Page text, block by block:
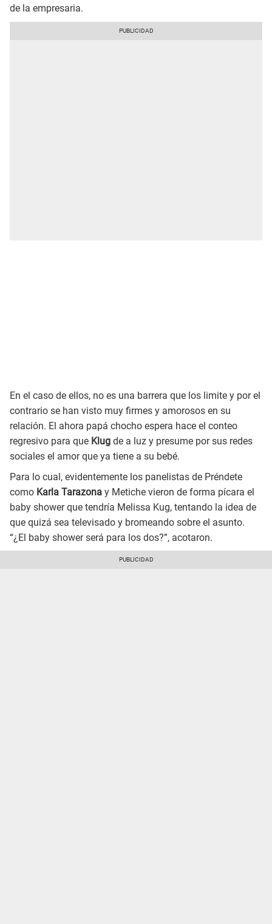
de la empresaria.
En el caso de ellos, no es una barrera que los limite y por el
contrario se han visto muy firmes y amorosos en su
relación. El ahora papá chocho espera hace el conteo
regresivo para que Klug de a luz y presume por sus redes
sociales el amor que ya tiene a su bebé.
Para lo cual, evidentemente los panelistas de Préndete
como Karla Tarazona y Metiche vieron de forma pícara el
baby shower que tendría Melissa Kug, tentando la idea de
que quizá sea televisado y bromeando sobre el asunto.
“¿El baby shower será para los dos?”, acotaron.